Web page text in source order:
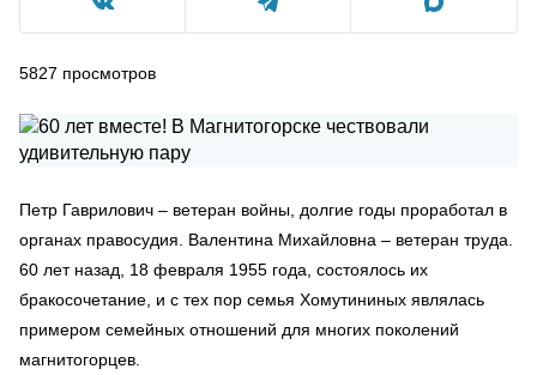
5827 просмотров
Петр Гаврилович – ветеран войны, долгие годы проработал в
органах правосудия. Валентина Михайловна – ветеран труда.
60 лет назад, 18 февраля 1955 года, состоялось их
бракосочетание, и с тех пор семья Хомутининых являлась
примером семейных отношений для многих поколений
магнитогорцев.